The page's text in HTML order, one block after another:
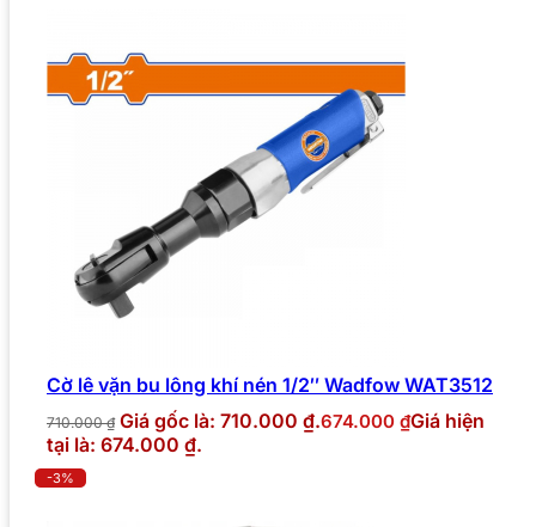
Cờ lê vặn bu lông khí nén 1/2″ Wadfow WAT3512
710.000₫ Giá gốc là: 710.000 ₫.674.000 ₫Giá hiện
tại là: 674.000 ₫.
-3%